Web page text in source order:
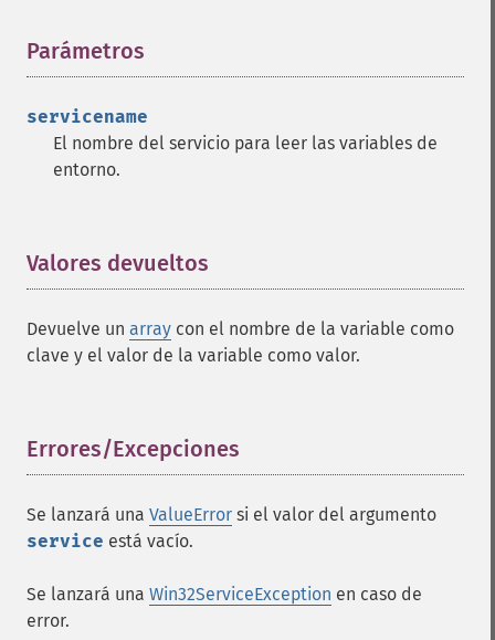
Parámetros
servicename
El nombre del servicio para leer las variables de
entorno.
Valores devueltos
Devuelve un array con el nombre de la variable como
clave y el valor de la variable como valor.
Errores/Excepciones
Se lanzará una ValueError si el valor del argumento
service está vacío.
Se lanzará una Win32ServiceException en caso de
error.